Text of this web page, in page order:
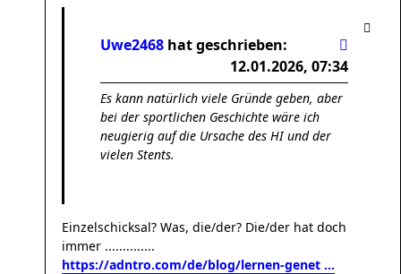
Uwe2468 hat geschrieben:
12.01.2026, 07:34
Es kann natürlich viele Gründe geben, aber
bei der sportlichen Geschichte wäre ich
neugierig auf die Ursache des HI und der
vielen Stents.
Einzelschicksal? Was, die/der? Die/der hat doch
immer ..............
https://adntro.com/de/blog/lernen-genet ...